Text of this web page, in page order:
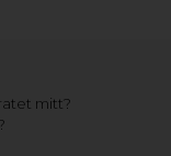
mitt?